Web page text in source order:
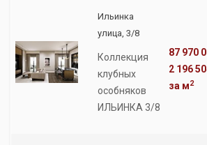
Ильинка
улица, 3/8
Коллекция
клубных
особняков
ИЛЬИНКА 3/8
87 970
2 196
за м2